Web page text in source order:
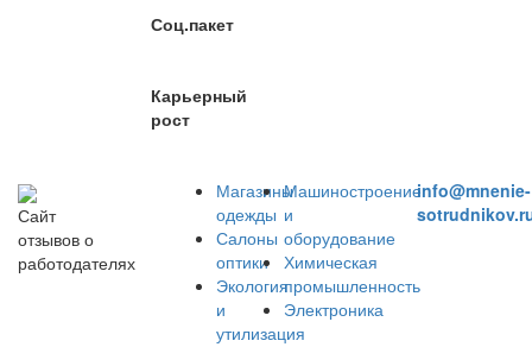
Соц.пакет
Карьерный
рост
Сайт
отзывов о
работодателях
Магазины
одежды
Салоны
оптики
Экология
и
утилизация
Машиностроение
и
оборудование
Химическая
промышленность
Электроника
info@mnenie-